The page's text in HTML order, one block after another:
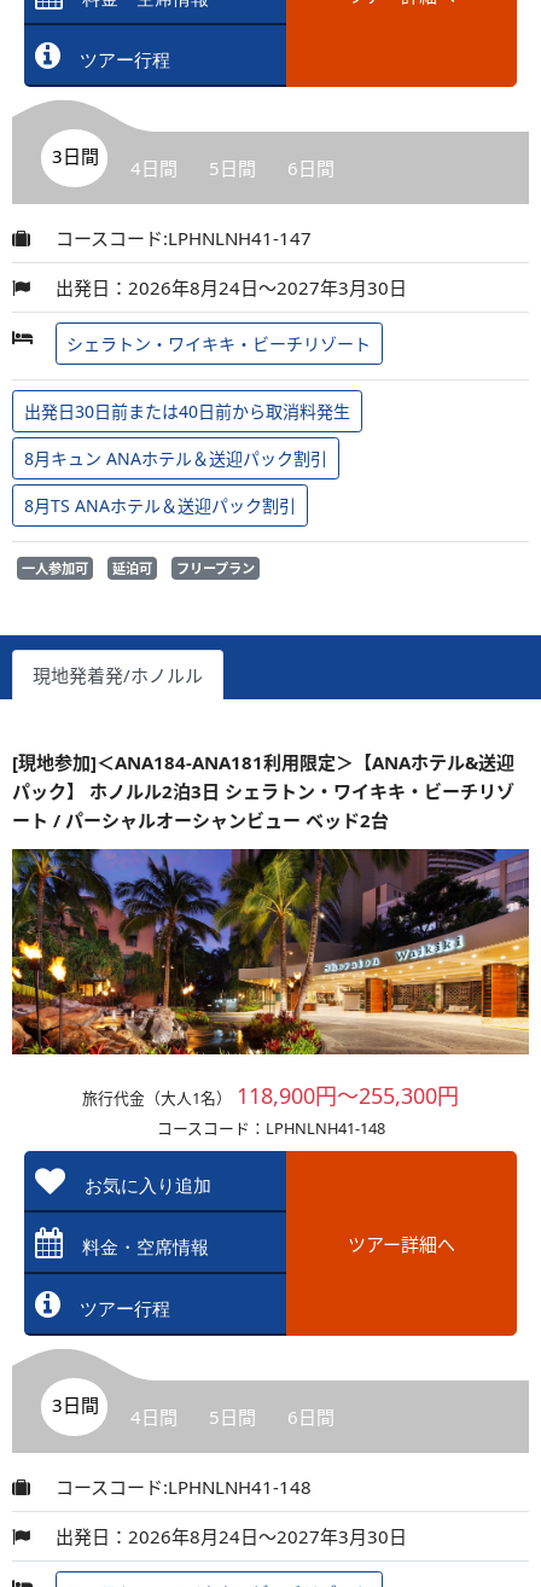
ツアー行程
3日間 4日間 5日間 6日間
コースコード:LPHNLNH41-147
出発日：2026年8月24日～2027年3月30日
シェラトン・ワイキキ・ビーチリゾート
出発日30日前または40日前から取消料発生
8月キュン ANAホテル＆送迎パック割引
8月TS ANAホテル＆送迎パック割引
一人参加可 延泊可 フリープラン
現地発着発/ホノルル
[現地参加]＜ANA184-ANA181利用限定＞【ANAホテル&送迎
パック】 ホノルル2泊3日 シェラトン・ワイキキ・ビーチリゾ
ート / パーシャルオーシャンビュー ベッド2台
旅行代金（大人1名） 118,900円～255,300円
コースコード：LPHNLNH41-148
お気に入り追加
料金・空席情報
ツアー行程
ツアー詳細へ
3日間 4日間 5日間 6日間
コースコード:LPHNLNH41-148
出発日：2026年8月24日～2027年3月30日